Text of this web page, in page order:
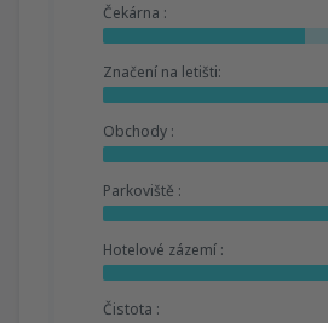
Čekárna :
Značení na letišti:
Obchody :
Parkoviště :
Hotelové zázemí :
Čistota :